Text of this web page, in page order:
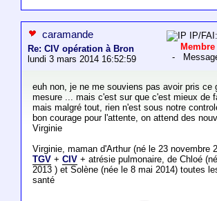
caramande
Re: CIV opération à Bron
lundi 3 mars 2014 16:52:59
IP/
-
euh non, je ne me souviens pas avoir pris ce
mesure ... mais c'est sur que c'est mieux de
mais malgré tout, rien n'est sous notre
bon courage pour l'attente, on attend des
Virginie
Virginie, maman d'Arthur (né le 23 novembre
TGV+ CIV+ atrésie pulmonaire, de Chloé
2013 ) et Solène (née le 8 mai 2014) toutes
santé